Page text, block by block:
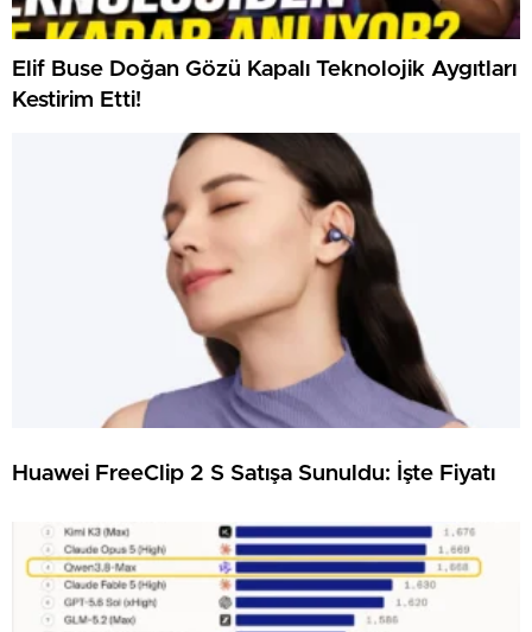
Elif Buse Doğan Gözü Kapalı Teknolojik Aygıtları
Kestirim Etti!
Huawei FreeClip 2 S Satışa Sunuldu: İşte Fiyatı